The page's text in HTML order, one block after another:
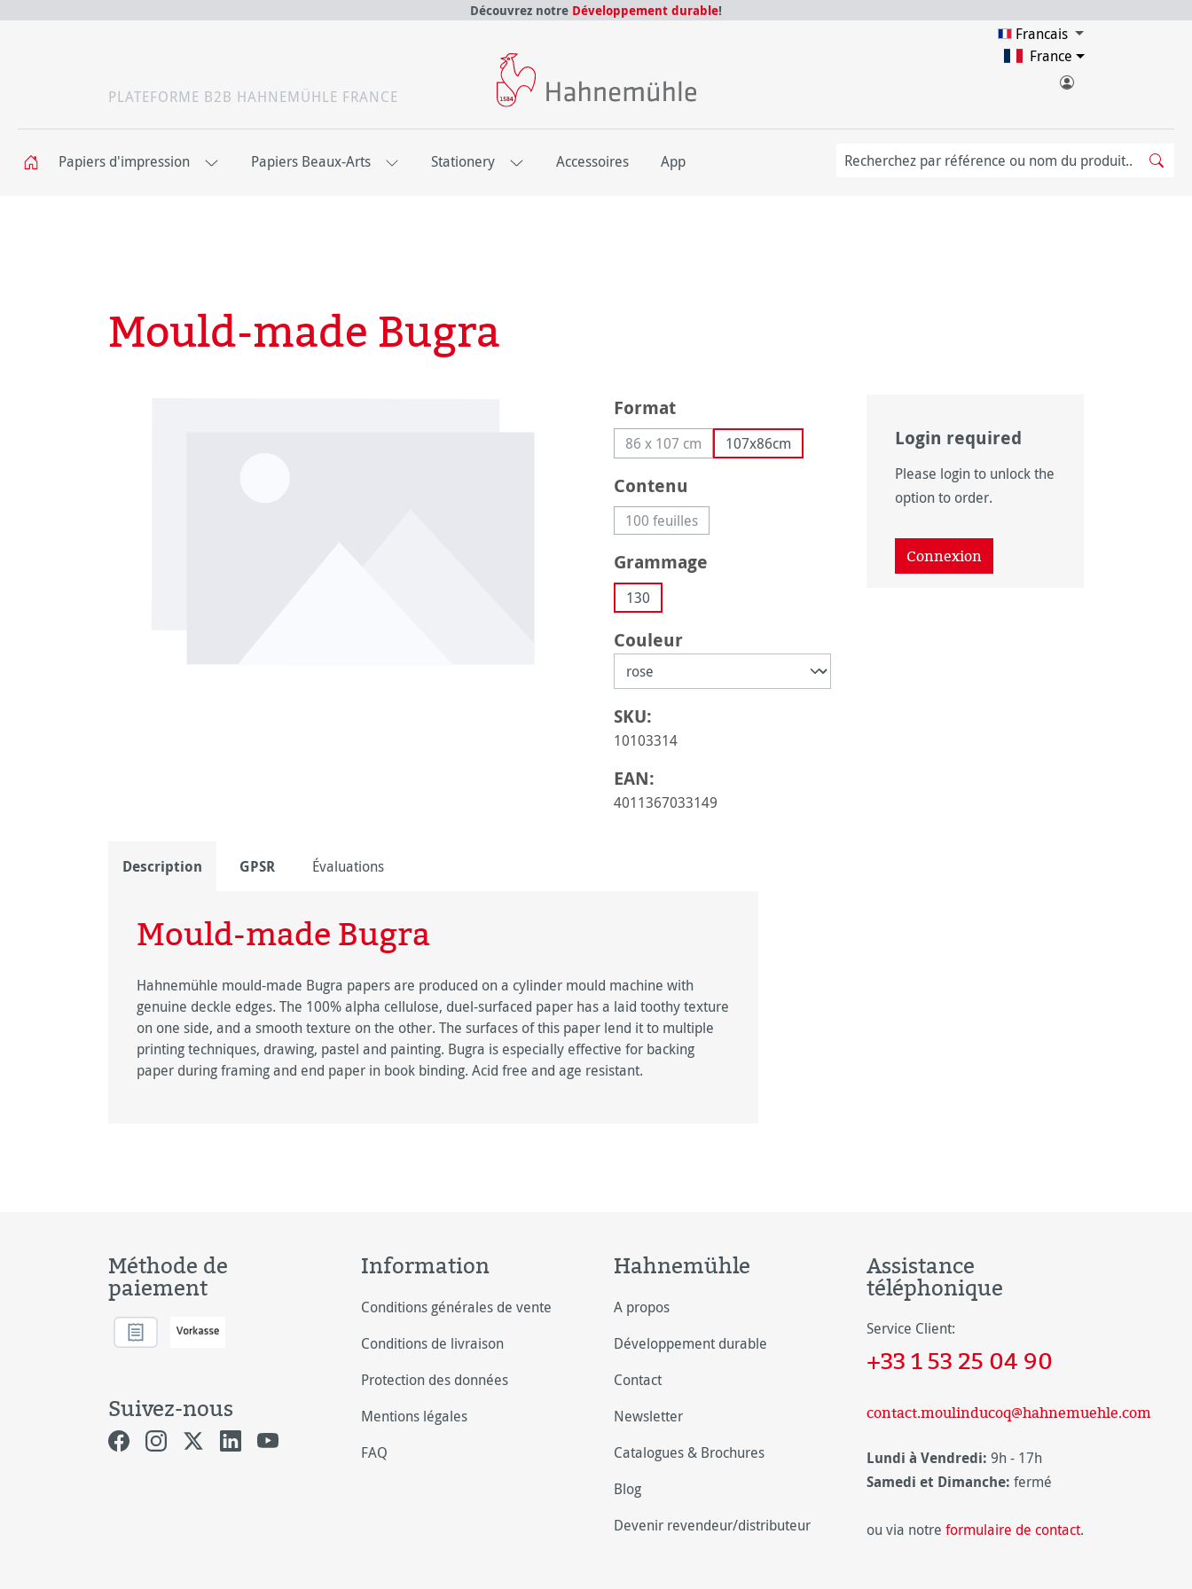
Découvrez notre Développement durable!
PLATEFORME B2B HAHNEMÜHLE FRANCE
Francais
France
Papiers d'impression Papiers Beaux-Arts Stationery Accessoires App
Mould-made Bugra
Sélectionnez
Format
86 x 107 cm(Cette option n'est pas disponible pour le moment.)
107x86cm
Sélectionnez
Contenu
100 feuilles(Cette option n'est pas disponible pour le moment.)
Sélectionnez
Grammage
130
Sélectionnez
Couleur
SKU:
10103314
EAN:
4011367033149
Login required
Please login to unlock the
option to order.
Connexion
Description GPSR Évaluations
Mould-made Bugra
Hahnemühle mould-made Bugra papers are produced on a cylinder mould machine with
genuine deckle edges. The 100% alpha cellulose, duel-surfaced paper has a laid toothy texture
on one side, and a smooth texture on the other. The surfaces of this paper lend it to multiple
printing techniques, drawing, pastel and painting. Bugra is especially effective for backing
paper during framing and end paper in book binding. Acid free and age resistant.
Méthode de
paiement
Suivez-nous
Information
Conditions générales de vente
Conditions de livraison
Protection des données
Mentions légales
FAQ
Hahnemühle
A propos
Développement durable
Contact
Newsletter
Catalogues & Brochures
Blog
Devenir revendeur/distributeur
Assistance
téléphonique
Service Client:
+33 1 53 25 04 90
contact.moulinducoq@hahnemuehle.com
Lundi à Vendredi: 9h - 17h
Samedi et Dimanche: fermé
ou via notre formulaire de contact.